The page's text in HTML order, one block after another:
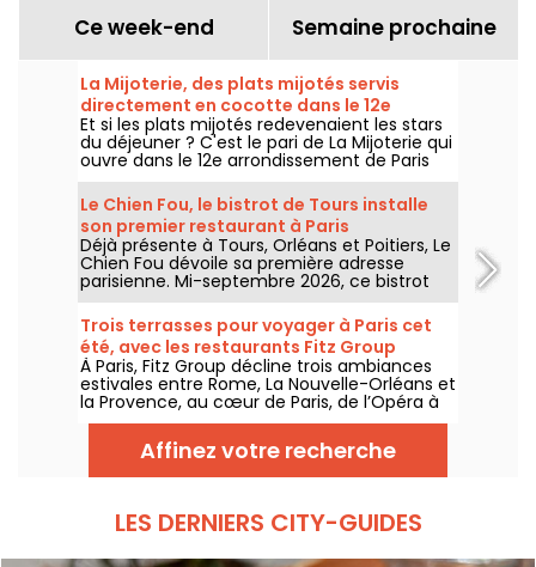
Ce week-end Semaine prochaine
La Mijoterie, des plats mijotés servis
directement en cocotte dans le 12e
arrondissement
Et si les plats mijotés redevenaient les stars
du déjeuner ? C'est le pari de La Mijoterie qui
ouvre dans le 12e arrondissement de Paris
avec une cuisine de longue cuisson
imaginée par le chef Augustin Garnier et
servie directement dans des cocottes.
Le Chien Fou, le bistrot de Tours installe
son premier restaurant à Paris
Déjà présente à Tours, Orléans et Poitiers, Le
Chien Fou dévoile sa première adresse
parisienne. Mi-septembre 2026, ce bistrot
connu pour sa cuisine maison, ses plats à
partager et sa cave à vins ouvrira ses portes
rue Feydeau, dans le 2e arrondissement de
Paris.
Trois terrasses pour voyager à Paris cet
été, avec les restaurants Fitz Group
À Paris, Fitz Group décline trois ambiances
estivales entre Rome, La Nouvelle-Orléans et
la Provence, au cœur de Paris, de l’Opéra à
la Tour Eiffel. Chaque adresse, grâce à sa
terrasse, offre une escale à part entière,
sans quitter la capitale .
Affinez votre recherche
LES DERNIERS CITY-GUIDES